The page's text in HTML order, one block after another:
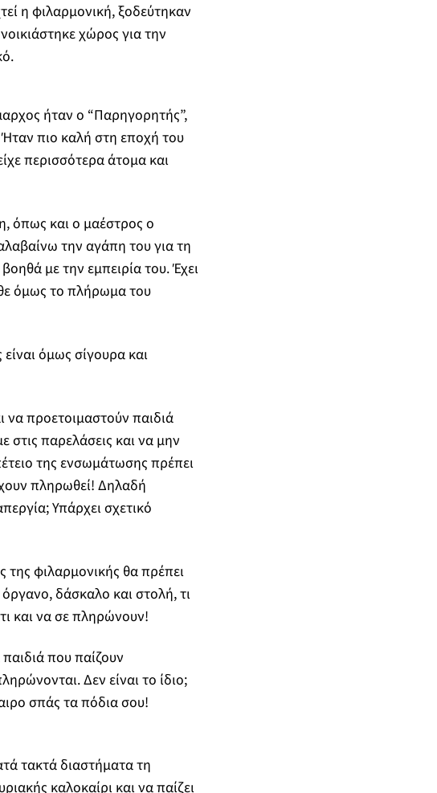
η φιλαρμονική, ξοδεύτηκαν
χώρος για την
ήταν ο “Παρηγορητής”,
Ήταν πιο καλή στη εποχή του
περισσότερα άτομα και
όπως και ο μαέστρος ο
την αγάπη του για τη
με την εμπειρία του. Έχει
όμως το πλήρωμα του
όμως σίγουρα και
να προετοιμαστούν παιδιά
στις παρελάσεις και να μην
της ενσωμάτωσης πρέπει
πληρωθεί! Δηλαδή
Υπάρχει σχετικό
της φιλαρμονικής θα πρέπει
δάσκαλο και στολή, τι
και να σε πληρώνουν!
που παίζουν
Δεν είναι το ίδιο;
σπάς τα πόδια σου!
τακτά διαστήματα τη
καλοκαίρι και να παίζει